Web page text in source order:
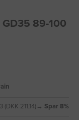
89-100
211,14) → Spar 8%